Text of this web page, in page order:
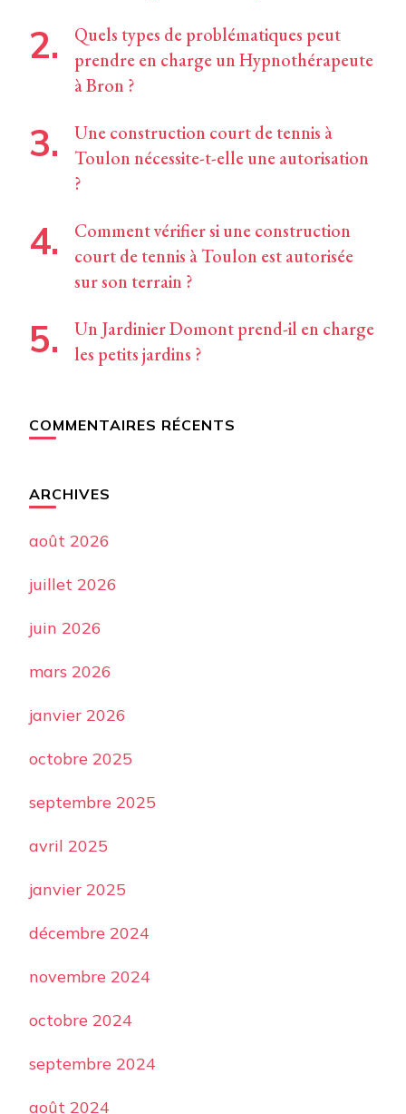
Quels types de problématiques peut
prendre en charge un Hypnothérapeute
à Bron ?
Une construction court de tennis à
Toulon nécessite-t-elle une autorisation
?
Comment vérifier si une construction
court de tennis à Toulon est autorisée
sur son terrain ?
Un Jardinier Domont prend-il en charge
les petits jardins ?
COMMENTAIRES RÉCENTS
ARCHIVES
août 2026
juillet 2026
juin 2026
mars 2026
janvier 2026
octobre 2025
septembre 2025
avril 2025
janvier 2025
décembre 2024
novembre 2024
octobre 2024
septembre 2024
août 2024